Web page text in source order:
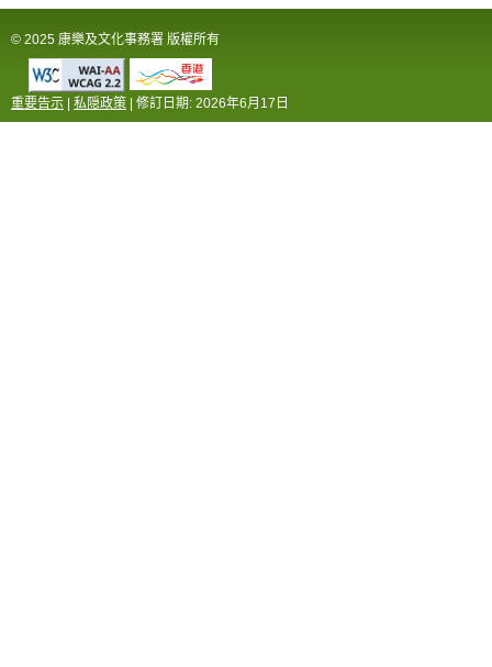
© 2025 康樂及文化事務署 版權所有
重要告示 | 私隠政策 | 修訂日期: 2026年6月17日